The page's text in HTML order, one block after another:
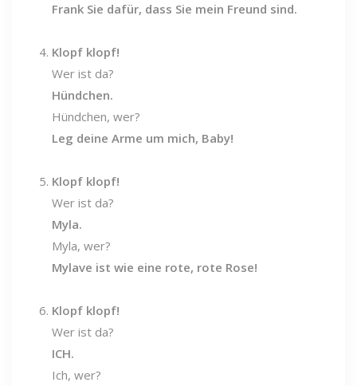
Frank Sie dafür, dass Sie mein Freund sind.
Klopf klopf!
Wer ist da?
Hündchen.
Hündchen, wer?
Leg deine Arme um mich, Baby!
Klopf klopf!
Wer ist da?
Myla.
Myla, wer?
Mylave ist wie eine rote, rote Rose!
Klopf klopf!
Wer ist da?
ICH.
Ich, wer?